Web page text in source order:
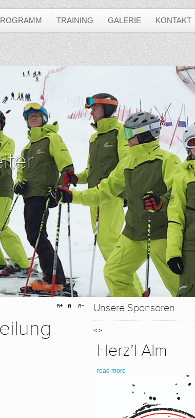
TRAINING GALERIE KONTAKT
Unsere Sponsoren
< >
Herz’l Alm
read more